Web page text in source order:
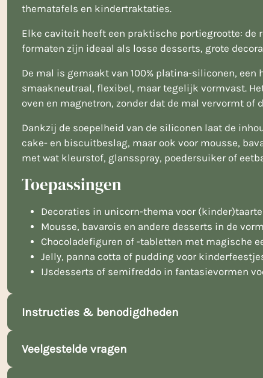
thematafels en kindertraktaties.
Elke caviteit heeft een praktische portiegrootte: de
formaten zijn ideaal als losse desserts, grote
De mal is gemaakt van 100% platina-siliconen,
smaakneutraal, flexibel, maar tegelijk vormvast.
oven en magnetron, zonder dat de mal vervormt of
Dankzij de soepelheid van de siliconen laat de
cake- en biscuitbeslag, maar ook voor mousse,
met wat kleurstof, glansspray, poedersuiker of
Toepassingen
Decoraties in unicorn-thema voor
Mousse, bavarois en andere desserts in de
Chocoladefiguren of -tabletten met magische
Jelly, panna cotta of pudding voor
IJsdesserts of semifreddo in fantasievormen
Instructies & benodigdheden
Veelgestelde vragen